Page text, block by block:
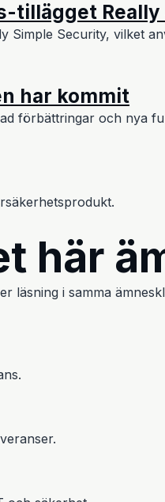
tillägget
Simple Security, vilket
har kommit
förbättringar och nya
här
läsning i samma